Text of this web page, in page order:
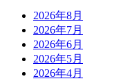
2026年8月
2026年7月
2026年6月
2026年5月
2026年4月